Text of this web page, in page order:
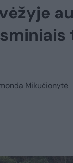
Mikučionytė